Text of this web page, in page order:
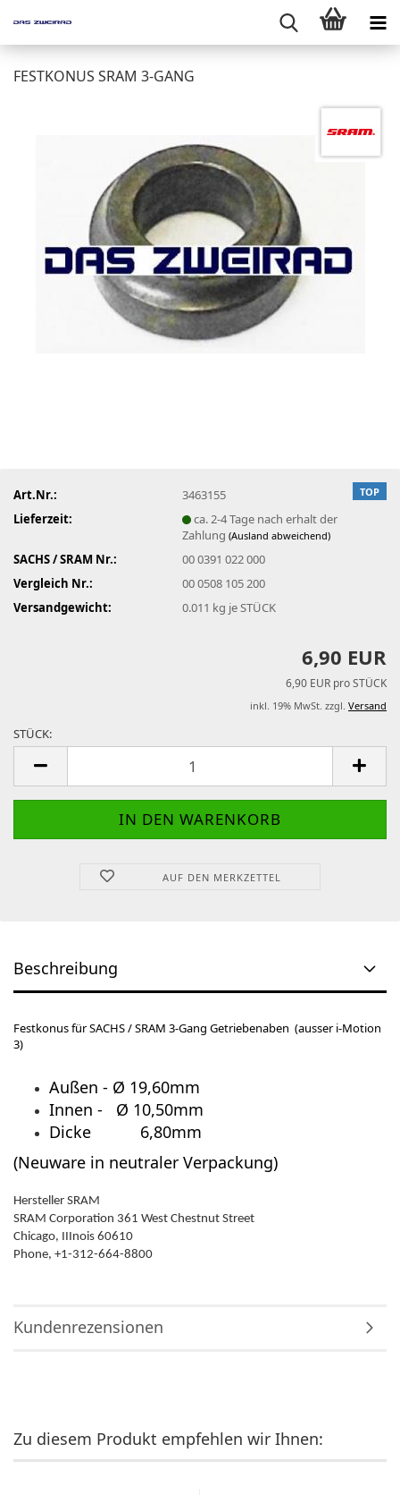
FESTKONUS SRAM 3-GANG
TOP
Art.Nr.:
3463155
Lieferzeit:
ca. 2-4 Tage nach erhalt der
Zahlung(Ausland abweichend)
SACHS / SRAM Nr.:
00 0391 022 000
Vergleich Nr.:
00 0508 105 200
Versandgewicht:
0.011 kg je STÜCK
6,90 EUR
6,90 EUR pro STÜCK
inkl. 19% MwSt. zzgl. Versand
STÜCK:
AUF DEN MERKZETTEL
Beschreibung
Festkonus für SACHS / SRAM 3-Gang Getriebenaben (ausser i-Motion
3)
Außen - Ø 19,60mm
Innen - Ø 10,50mm
Dicke 6,80mm
(Neuware in neutraler Verpackung)
Hersteller SRAM
SRAM Corporation 361 West Chestnut Street
Chicago, IIInois 60610
Phone, +1-312-664-8800
Kundenrezensionen
Zu diesem Produkt empfehlen wir Ihnen: